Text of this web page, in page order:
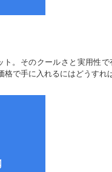
。そのクールさと実用性
格で手に入れるにはどうすれ